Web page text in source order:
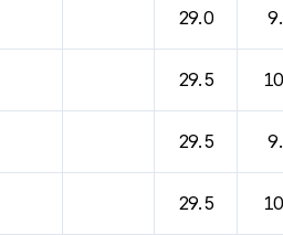
29.0
29.5
29.5
29.5